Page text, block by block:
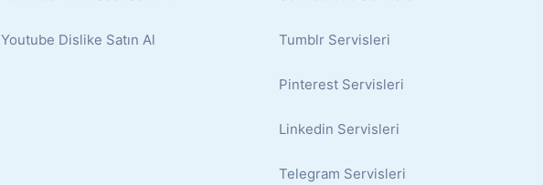
Youtube Dislike Satın Al Tumblr Servisleri
Pinterest Servisleri
Linkedin Servisleri
Telegram Servisleri